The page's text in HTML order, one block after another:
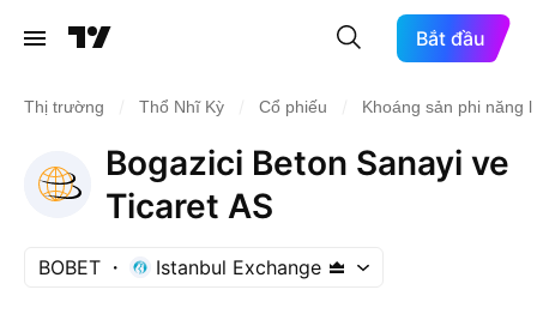
Bắt đầu
Thị trường Thổ Nhĩ Kỳ Cổ phiếu Khoáng sản phi năng
Bogazici Beton Sanayi ve
Ticaret AS
BOBET Istanbul Exchange